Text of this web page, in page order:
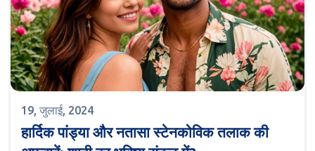
19, जुलाई, 2024
हार्दिक पांड्या और नतासा स्टेनकोविक तलाक की